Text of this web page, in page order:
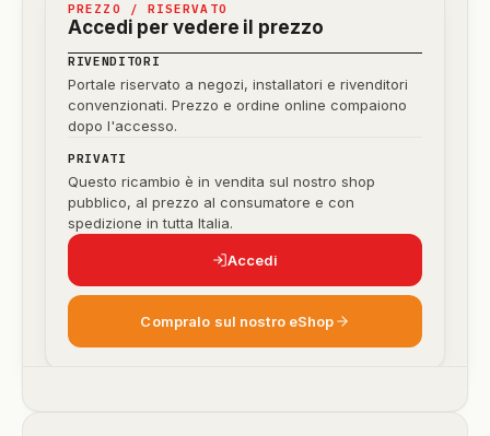
PREZZO / RISERVATO
Accedi per vedere il prezzo
RIVENDITORI
Portale riservato a negozi, installatori e rivenditori
convenzionati. Prezzo e ordine online compaiono
dopo l'accesso.
PRIVATI
Questo ricambio è in vendita sul nostro shop
pubblico, al prezzo al consumatore e con
spedizione in tutta Italia.
Accedi
Compralo sul nostro eShop